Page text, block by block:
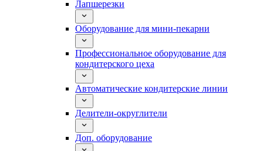
Лапшерезки
Оборудование для мини-пекарни
Профессиональное оборудование для
кондитерского цеха
Автоматические кондитерские линии
Делители-округлители
Доп. оборудование